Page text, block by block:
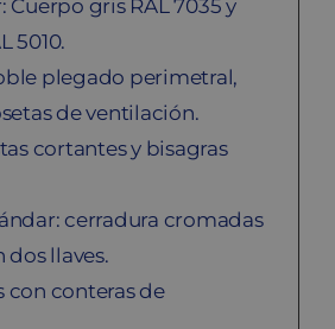
Cuerpo gris RAL 7035 y
5010.
plegado perimetral,
de ventilación.
cortantes y bisagras
cerradura cromadas
llaves.
con conteras de